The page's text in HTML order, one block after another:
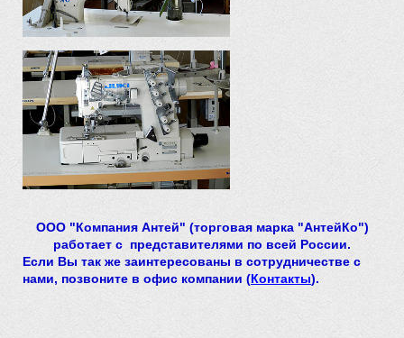
ООО "Компания Антей" (торговая марка "АнтейКо")
работает с представителями по всей России.
Если Вы так же заинтересованы в сотрудничестве с
нами, позвоните в офис компании (Контакты).